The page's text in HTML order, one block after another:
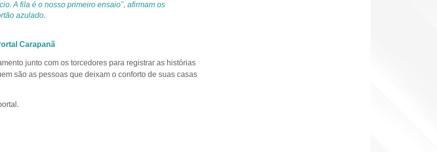
A fila é o nosso primeiro ensaio", afirmam os
azulado.
Carapanã
junto com os torcedores para registrar as histórias
são as pessoas que deixam o conforto de suas casas